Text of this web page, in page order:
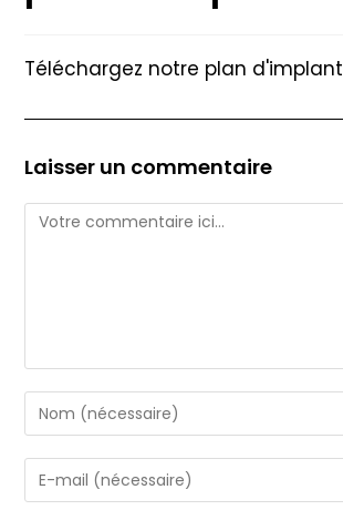
Téléchargez notre plan
Laisser un commentaire
Comment
Enter
your
name
or
Enter
your